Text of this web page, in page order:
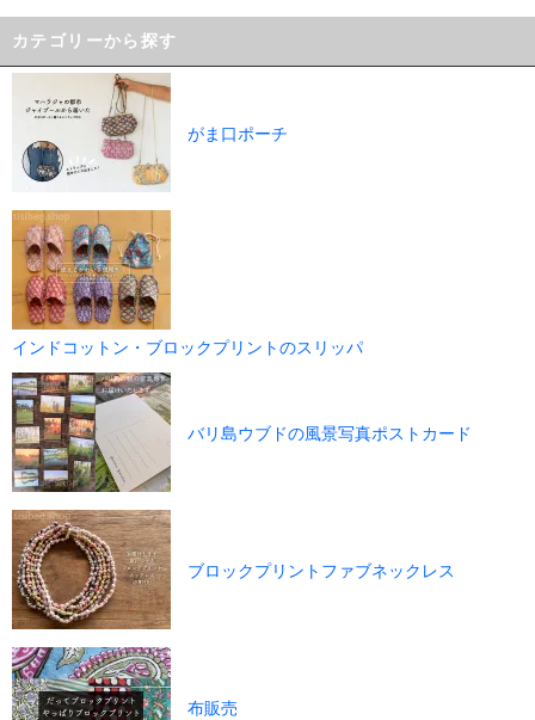
カテゴリーから探す
がま口ポーチ
インドコットン・ブロックプリントのスリッパ
バリ島ウブドの風景写真ポストカード
ブロックプリントファブネックレス
布販売